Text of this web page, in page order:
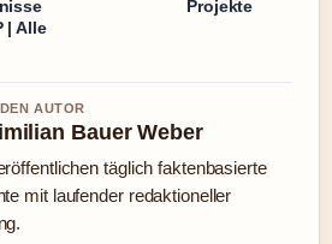
| Alle
Projekte
AUTOR
Bauer Weber
täglich faktenbasierte
mit laufender redaktioneller